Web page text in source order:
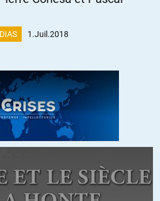
pas à mes arguments cela ne
affirmations gratuites simplistes.
1.Juil.2018